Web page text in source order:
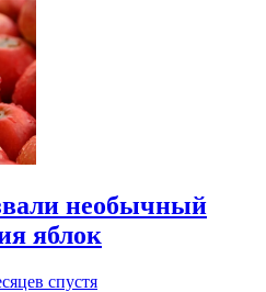
необычный
яблок
спустя